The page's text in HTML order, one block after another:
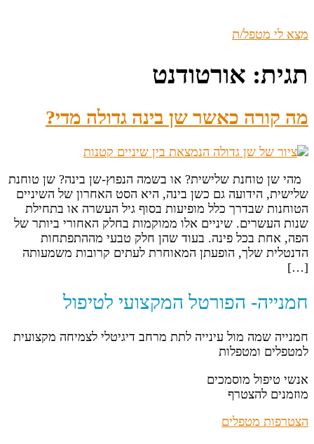
מצא לי מטפל/ת
תגית: אורטודנט
מה קורה כאשר שן בינה גדולה מדי?
מהי שן טוחנת שלישית? או בשמה הנפוץ-שן בינה? שן טוחנת
שלישית, הידועה גם כשן בינה, היא הסט האחרון של השיניים
הטוחנות שבדרך כלל מופיעות בסוף גיל העשרה או בתחילת
שנות העשרים. שיניים אלו ממוקמות בחלק האחורי ביותר של
הפה, אחת בכל פינה. בעוד שהן חלק טבעי מההתפתחות
הדנטלית שלך, הופעתן המאוחרת לעתים קרובות משמעותה
[…]
חמנייה- הפורטל המקצועי לטיפול
חמנייה שמה מול עינייה לתת מרחב דיגיטלי לצמיחה מקצועית
למטפלים ומטפלות
אנשי טיפול מוסמכים
מוזמנים להצטרף
הצטרפות מטפלים